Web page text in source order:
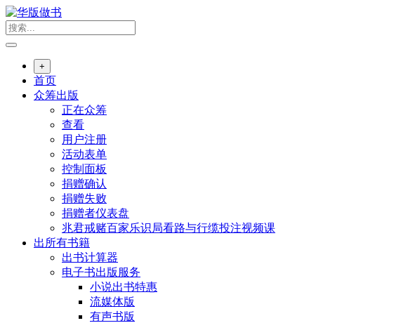
跳
转
到
+
首页
众筹出版
正在众筹
查看
用户注册
活动表单
控制面板
捐赠确认
捐赠失败
捐赠者仪表盘
兆君戒赌百家乐识局看路与行缆投注视频课
出所有书籍
出书计算器
电子书出版服务
小说出书特惠
流媒体版
有声书版